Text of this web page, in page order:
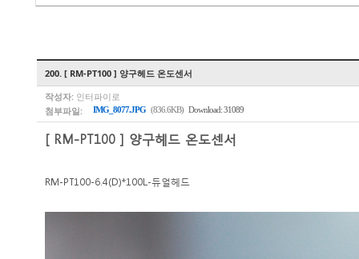
200. [ RM-PT100 ] 양구헤드 온도센서
작성자: 인터파이로
첨부파일:
IMG_8077.JPG (836.6KB) Download: 31089
[ RM-PT100 ] 양구헤드 온도센서
​RM-PT100-6.4(D)*100L-듀얼헤드